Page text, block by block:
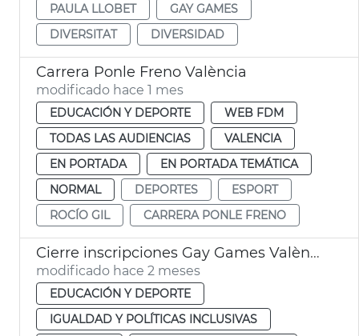
PAULA LLOBET
GAY GAMES
DIVERSITAT
DIVERSIDAD
Carrera Ponle Freno València
modificado hace 1 mes
EDUCACIÓN Y DEPORTE
WEB FDM
TODAS LAS AUDIENCIAS
VALENCIA
EN PORTADA
EN PORTADA TEMÁTICA
NORMAL
DEPORTES
ESPORT
ROCÍO GIL
CARRERA PONLE FRENO
Cierre inscripciones Gay Games València 2026
modificado hace 2 meses
EDUCACIÓN Y DEPORTE
IGUALDAD Y POLÍTICAS INCLUSIVAS